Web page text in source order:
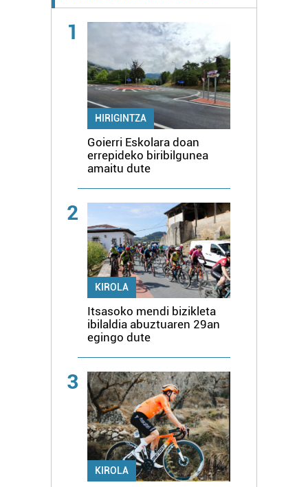
1
HIRIGINTZA
Goierri Eskolara doan
errepideko biribilgunea
amaitu dute
2
KIROLA
Itsasoko mendi bizikleta
ibilaldia abuztuaren 29an
egingo dute
3
KIROLA